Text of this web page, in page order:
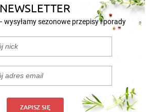
NEWSLETTER
wysyłamy sezonowe przepisy i porady
ZAPISZ SIĘ